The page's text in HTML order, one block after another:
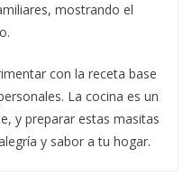
mostrando el
con la receta base
La cocina es un
y preparar estas masitas
y sabor a tu hogar.